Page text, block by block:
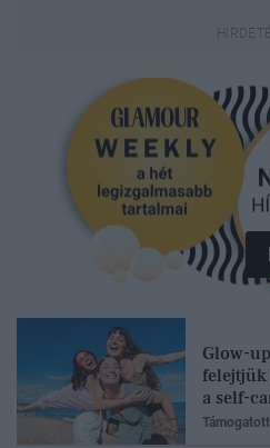
Glow-
felejtjük
a self-